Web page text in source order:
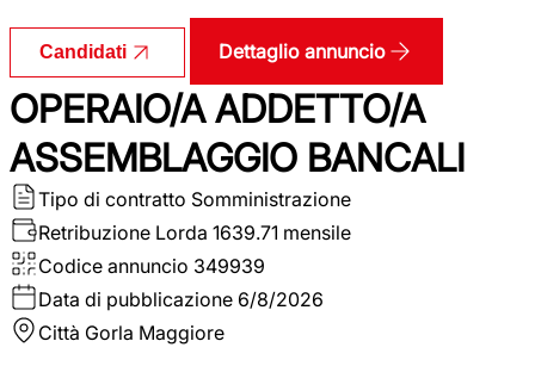
Candidati Dettaglio annuncio
OPERAIO/A ADDETTO/A
ASSEMBLAGGIO BANCALI
Tipo di contratto Somministrazione
Retribuzione Lorda 1639.71 mensile
Codice annuncio 349939
Data di pubblicazione 6/8/2026
Città Gorla Maggiore